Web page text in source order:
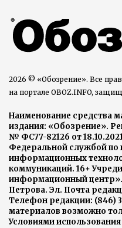
2026 © «Обозрение». Все
на портале OBOZ.INFO,
Наименование средства
издания: «Обозрение».
№ ФС77-82126 от
Федеральной службой по
информационных
коммуникаций. 16+
информационный
Петрова. Эл. Почта
Телефон редакции: (846)
материалов возможно
Условиями использования